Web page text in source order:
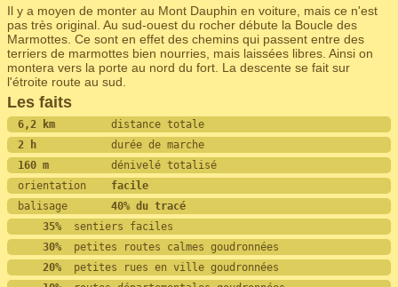
Il y a moyen de monter au Mont Dauphin en voiture, mais ce n'est
pas très original. Au sud-ouest du rocher débute la Boucle des
Marmottes. Ce sont en effet des chemins qui passent entre des
terriers de marmottes bien nourries, mais laissées libres. Ainsi on
montera vers la porte au nord du fort. La descente se fait sur
l'étroite route au sud.
Les faits
6,2 km distance totale
2 h durée de marche
160 m dénivelé totalisé
orientation facile
balisage 40% du tracé
    35%
  sentiers faciles
    30%
  petites routes calmes goudronnées
    20%
  petites rues en ville goudronnées